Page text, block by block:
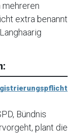
mehreren
extra benannt
Bündnis
plant die